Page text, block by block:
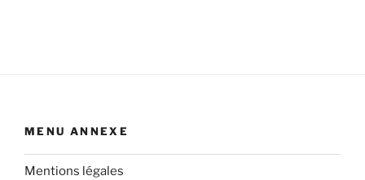
MENU ANNEXE
Mentions légales